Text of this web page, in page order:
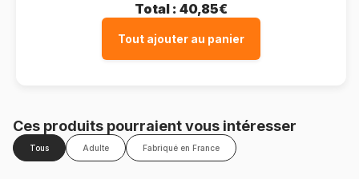
Total : 40,85€
Tout ajouter au panier
Ces produits pourraient vous intéresser
Tous Adulte Fabriqué en France